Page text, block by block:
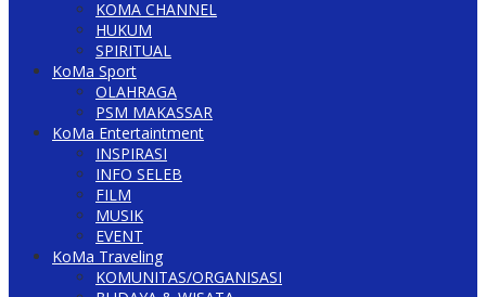
KOMA CHANNEL
HUKUM
SPIRITUAL
KoMa Sport
OLAHRAGA
PSM MAKASSAR
KoMa Entertaintment
INSPIRASI
INFO SELEB
FILM
MUSIK
EVENT
KoMa Traveling
KOMUNITAS/ORGANISASI